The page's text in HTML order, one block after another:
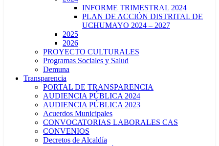
INFORME TRIMESTRAL 2024
PLAN DE ACCIÓN DISTRITAL DE
UCHUMAYO 2024 – 2027
2025
2026
PROYECTO CULTURALES
Programas Sociales y Salud
Demuna
Transparencia
PORTAL DE TRANSPARENCIA
AUDIENCIA PÚBLICA 2024
AUDIENCIA PÚBLICA 2023
Acuerdos Municipales
CONVOCATORIAS LABORALES CAS
CONVENIOS
Decretos de Alcaldía